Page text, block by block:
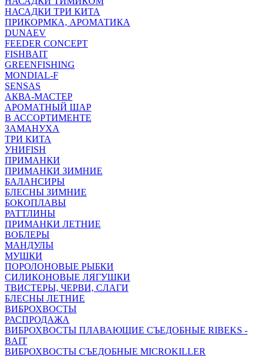
НАСАДКИ ТРИ КИТА
ПРИКОРМКА, АРОМАТИКА
DUNAEV
FEEDER CONCEPT
FISHBAIT
GREENFISHING
MONDIAL-F
SENSAS
АКВА-МАСТЕР
АРОМАТНЫЙ ШАР
В АССОРТИМЕНТЕ
ЗАМАНУХА
ТРИ КИТА
УНИFISH
ПРИМАНКИ
ПРИМАНКИ ЗИМНИЕ
БАЛАНСИРЫ
БЛЕСНЫ ЗИМНИЕ
БОКОПЛАВЫ
РАТТЛИНЫ
ПРИМАНКИ ЛЕТНИЕ
ВОБЛЕРЫ
МАНДУЛЫ
МУШКИ
ПОРОЛОНОВЫЕ РЫБКИ
СИЛИКОНОВЫЕ ЛЯГУШКИ
ТВИСТЕРЫ, ЧЕРВИ, СЛАГИ
БЛЕСНЫ ЛЕТНИЕ
ВИБРОХВОСТЫ
РАСПРОДАЖА
ВИБРОХВОСТЫ ПЛАВАЮЩИЕ СЪЕДОБНЫЕ RIBEKS -
BAIT
ВИБРОХВОСТЫ СЪЕДОБНЫЕ MICROKILLER